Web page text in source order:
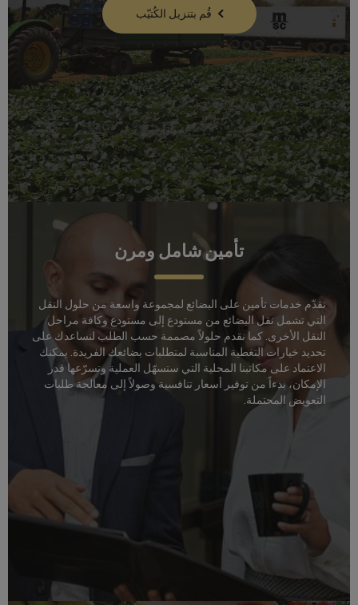
قُم بتنزيل الكُتيّب
تأمين شامل ومرن
نقدّم خدمات تأمين على البضائع لمجموعة واسعة من حلول النقل
التي تشمل نقل البضائع من مستودع إلى مستودع وكافة مراحل
النقل الأخرى. كما نقدم حلولاً مصممة حسب الطلب لنساعدك على
تحديد خيارات التغطية المناسبة لمتطلبات بضائعك الفريدة. يمكنك
الاعتماد على مكاتبنا المحلية التي ستسهّل العملية وتسرّعها قدر
الإمكان، بدءاً من توفير أسعار تنافسية وصولاً إلى معالجة طلبات
التعويض المحتملة.